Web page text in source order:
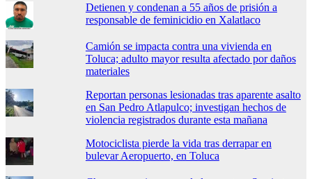
Detienen y condenan a 55 años de prisión a
responsable de feminicidio en Xalatlaco
Camión se impacta contra una vivienda en
Toluca; adulto mayor resulta afectado por daños
materiales
Reportan personas lesionadas tras aparente asalto
en San Pedro Atlapulco; investigan hechos de
violencia registrados durante esta mañana
Motociclista pierde la vida tras derrapar en
bulevar Aeropuerto, en Toluca